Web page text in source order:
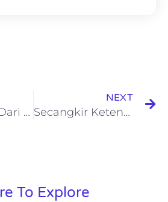
Kevin Gani: Dari Gayung Kosong Hingga Revolusi Bioekonomi, Jalan Panjang Pejuang Pangan Berkelanjutan Peraih ASTRA SATU Indonesia Awards 2024
NEXT
Secangkir Ketenangan di Jambul Coffee Batu: Menikmati Kopi dengan Pemandangan Alam yang Menyejukkan
To Explore